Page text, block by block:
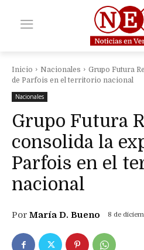
Inicio Nacionales
Grupo Futura
de Parfois en el territorio nacional
Nacionales
Grupo Futura
consolida la
Parfois en el
nacional
Por María D. Bueno 8 de